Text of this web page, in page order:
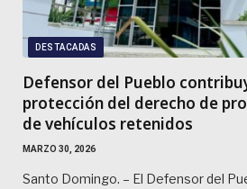
DESTACADAS
Defensor del Pueblo
protección del derecho de
de vehículos retenidos
MARZO 30, 2026
Santo Domingo. – El Defensor del